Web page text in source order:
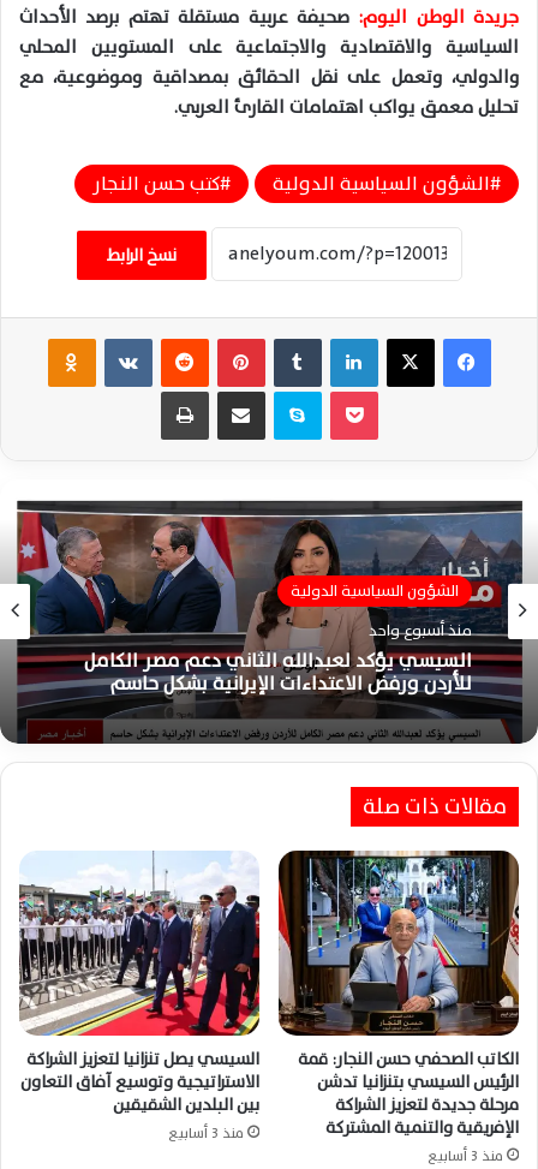
جريدة الوطن اليوم: صحيفة عربية مستقلة تهتم برصد الأحداث
السياسية والاقتصادية والاجتماعية على المستويين المحلي
والدولي، وتعمل على نقل الحقائق بمصداقية وموضوعية، مع
تحليل معمق يواكب اهتمامات القارئ العربي.
الشؤون السياسية الدولية كتب حسن النجار
نسخ الرابط
فيسبوك ‫X لينكدإن بينتيريست ‏VKontakte
سكايب مشاركة عبر البريد طباعة
الشؤون السياسية الدولية
منذ أسبوع واحد
السيسي يؤكد لعبدالله الثاني دعم مصر الكامل
للأردن ورفض الاعتداءات الإيرانية بشكل حاسم
مقالات ذات صلة
الكاتب الصحفي حسن النجار: قمة
الرئيس السيسي بتنزانيا تدشن
مرحلة جديدة لتعزيز الشراكة
الإفريقية والتنمية المشتركة
منذ 3 أسابيع
السيسي يصل تنزانيا لتعزيز الشراكة
الاستراتيجية وتوسيع آفاق التعاون
بين البلدين الشقيقين
منذ 3 أسابيع